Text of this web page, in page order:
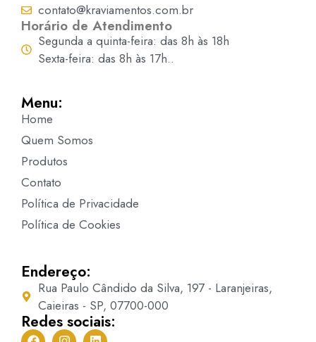
contato@kraviamentos.com.br
Horário de Atendimento
Segunda a quinta-feira: das 8h às 18h
Sexta-feira: das 8h às 17h..
Menu:
Home
Quem Somos
Produtos
Contato
Política de Privacidade
Política de Cookies
Endereço:
Rua Paulo Cândido da Silva, 197 - Laranjeiras,
Caieiras - SP, 07700-000
Redes sociais: